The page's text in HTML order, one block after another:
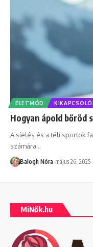
ÉLETMÓD
Hogyan ápold bőröd
A síelés és a téli sportok
számára…
Balogh Nóra május 26, 2025
MiNők.hu